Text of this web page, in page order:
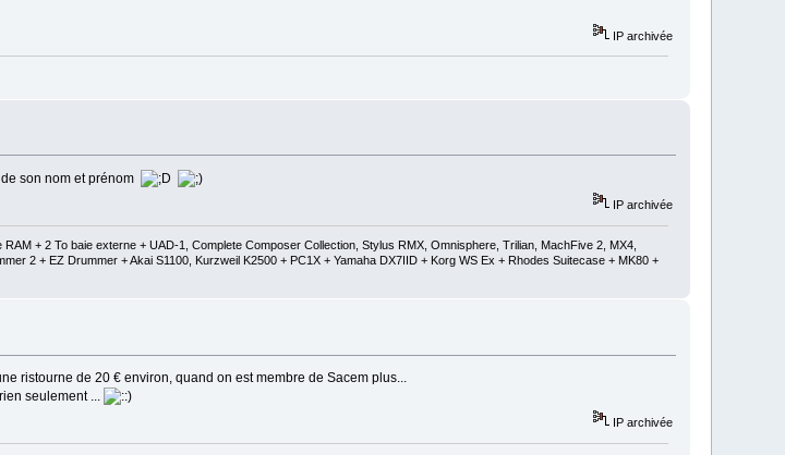
IP archivée
son nom et prénom
IP archivée
+ 2 To baie externe + UAD-1, Complete Composer Collection, Stylus RMX, Omnisphere, Trilian, MachFive 2, MX4,
2 + EZ Drummer + Akai S1100, Kurzweil K2500 + PC1X + Yamaha DX7IID + Korg WS Ex + Rhodes Suitecase + MK80 +
ristourne de 20 € environ, quand on est membre de Sacem plus...
seulement ...
IP archivée